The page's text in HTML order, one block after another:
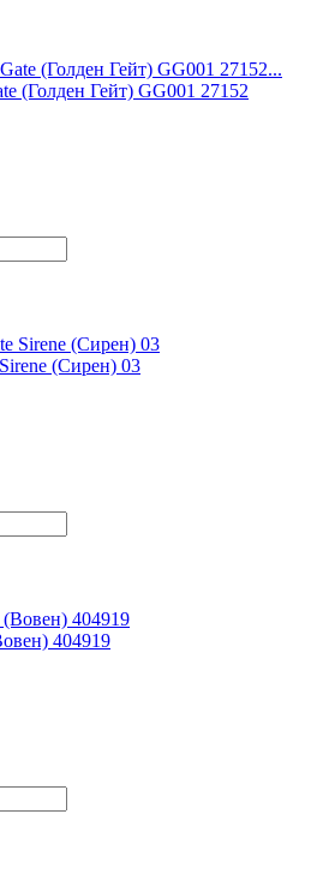
(Голден Гейт) GG001 27152
(Сирен) 03
404919